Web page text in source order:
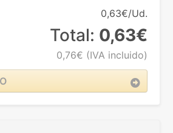
0,63€/Ud.
Total: 0,63€
0,76€ (IVA incluido)